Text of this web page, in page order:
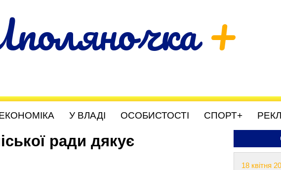
+
У ВЛАДІ ОСОБИСТОСТІ СПОРТ+
ради дякує
18 квітня